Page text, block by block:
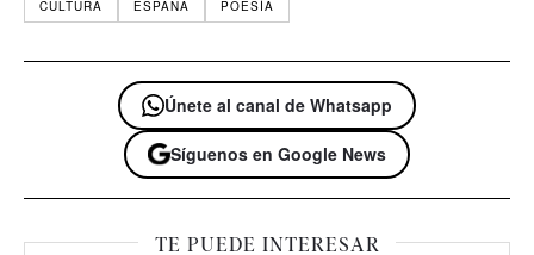
CULTURA ESPAÑA POESÍA
Únete al canal de Whatsapp
Síguenos en Google News
TE PUEDE INTERESAR